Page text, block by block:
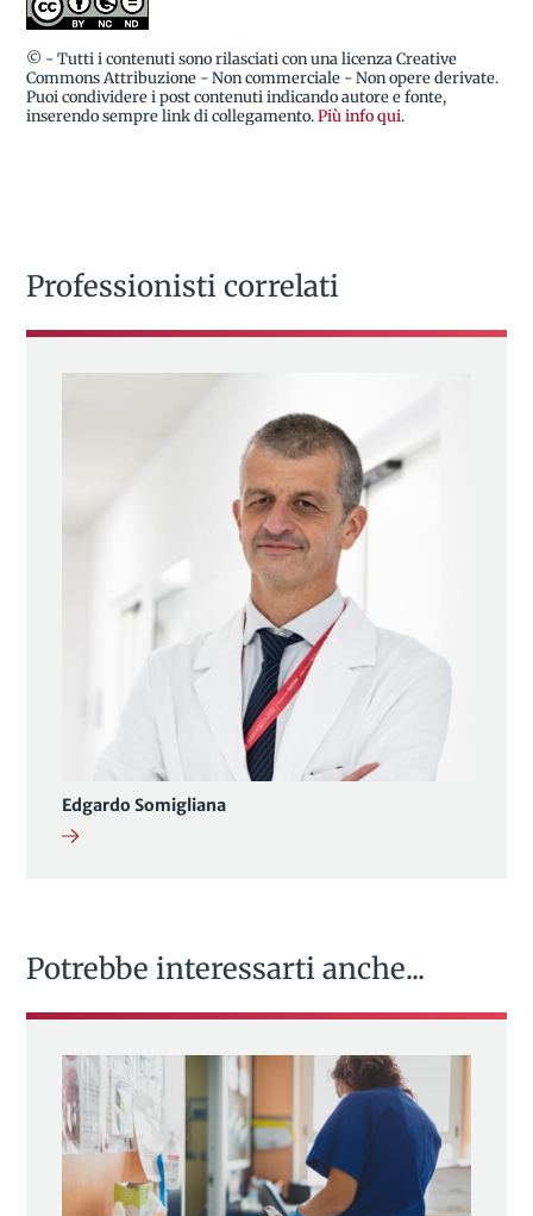
© - Tutti i contenuti sono rilasciati con una licenza Creative
Commons Attribuzione - Non commerciale - Non opere derivate.
Puoi condividere i post contenuti indicando autore e fonte,
inserendo sempre link di collegamento.Più info qui.
Professionisti correlati
Edgardo Somigliana
Potrebbe interessarti anche...